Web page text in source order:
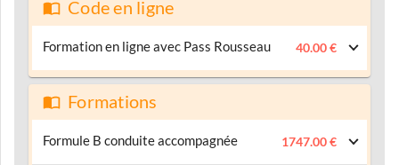
Code en ligne
Formation en ligne avec Pass Rousseau 40.00 €
Formations
Formule B conduite accompagnée 1747.00 €